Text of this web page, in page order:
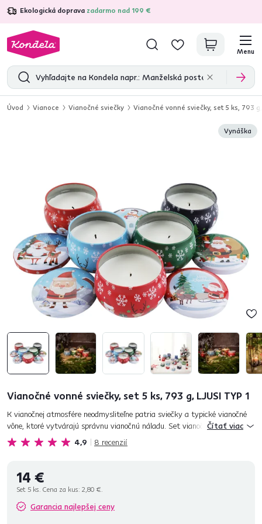
Ekologická doprava zadarmo nad 199 €
4,7 31 285overených produktových recenzií
Menu
Úvod Vianoce Vianočné sviečky Vianočné vonné sviečky, set 5 ks, 793 g,
Vynáška
Vianočné vonné sviečky, set 5 ks, 793 g, LJUSI TYP 1
4,9 8 recenzií
K vianočnej atmosfére neodmysliteľne patria sviečky a typické vianočné
vône, ktoré vytvárajú správnu vianočnú náladu. Set vianočných vonných
sviečok LJUSI TYP 1 je tvorený z 5 sviečok. Tieto svieč...
Čítať viac
14 €
Set 5 ks. Cena za kus: 2,80 €.
Garancia najlepšej ceny